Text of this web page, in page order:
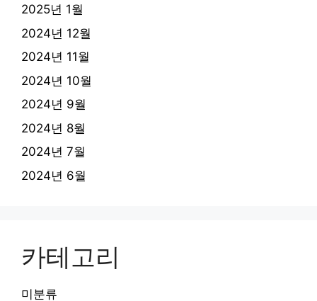
2025년 1월
2024년 12월
2024년 11월
2024년 10월
2024년 9월
2024년 8월
2024년 7월
2024년 6월
카테고리
미분류